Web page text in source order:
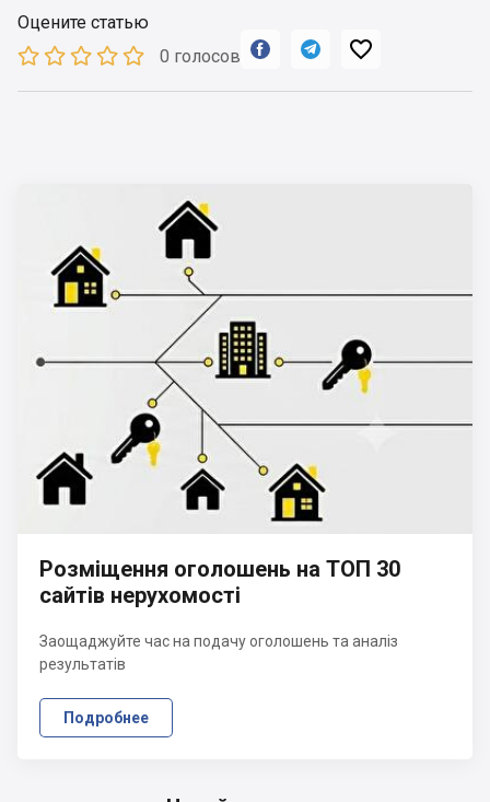
Оцените статью
0 голосов
  
Розміщення оголошень на ТОП 30
сайтів нерухомості
Заощаджуйте час на подачу оголошень та аналіз
результатів
Подробнее